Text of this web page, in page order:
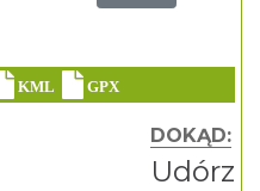
DOKĄD:
Udórz